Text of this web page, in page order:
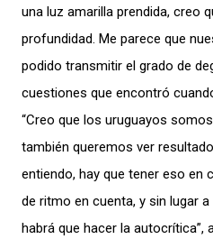
una luz amarilla prendida, creo
profundidad. Me parece que
podido transmitir el grado de
cuestiones que encontró
“Creo que los uruguayos
también queremos ver
entiendo, hay que tener eso en
de ritmo en cuenta, y sin lugar
habrá que hacer la autocrítica”,